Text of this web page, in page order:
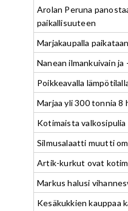
Arolan Peruna
paikallisuuteen
Marjakaupalla
Nanean ilmankuivain
Poikkeavalla
Marjaa yli 300 tonnia 8
Kotimaista
Silmusalaatti muutti
Artik-kurkut ovat
Markus halusi
Kesäkukkien kauppaa